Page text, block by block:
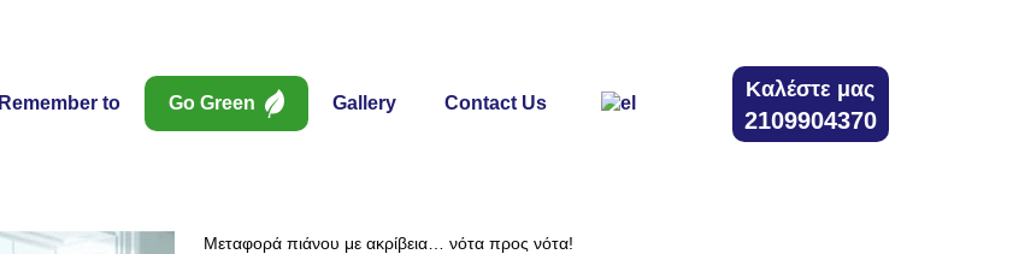
Remember to Go Green Gallery Contact Us
Καλέστε μας
2109904370
Μεταφορά πιάνου με ακρίβεια… νότα προς νότα!